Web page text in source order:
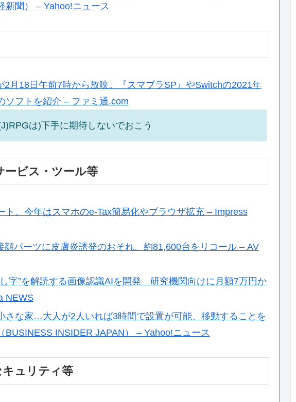
新聞） – Yahoo!ニュース
2月18日午前7時から放映。『スマブラSP』やSwitchの2021年
ソフトを紹介 – ファミ通.com
は)下手に期待しないでおこう
ービス・ツール等
ト。今年はスマホのe-Tax簡易化やブラウザ拡充 – Impress
顔パーツに皮膚炎誘発のおそれ。約81,600台をリコール – AV
字”を解読する画像認識AIを開発 研究機関向けに月額7万円か
NEWS
さな家…大人が2人いれば3時間で設置が可能、移動することを
BUSINESS INSIDER JAPAN） – Yahoo!ニュース
ュリティ等